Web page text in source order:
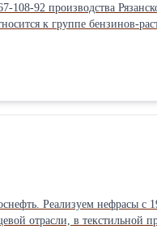
108-92 производства
к группе бензинов-
активность. Тех.
98 4. остаток в колбе
не более 1,5 7. Содержание
10. Содержание
резиновых
Реализуем нефрасы с
отрасли, в текстильной